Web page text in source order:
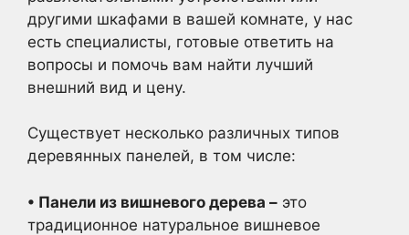
другими шкафами в вашей комнате, у нас
есть специалисты, готовые ответить на
вопросы и помочь вам найти лучший
внешний вид и цену.
Существует несколько различных типов
деревянных панелей, в том числе:
• Панели из вишневого дерева – это
традиционное натуральное вишневое